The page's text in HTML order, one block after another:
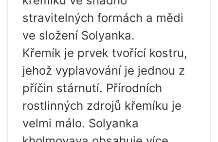
stravitelných formách a mědi
ve složení Solyanka.
Křemík je prvek tvořící kostru,
jehož vyplavování je jednou z
příčin stárnutí. Přírodních
rostlinných zdrojů křemíku je
velmi málo. Solyanka